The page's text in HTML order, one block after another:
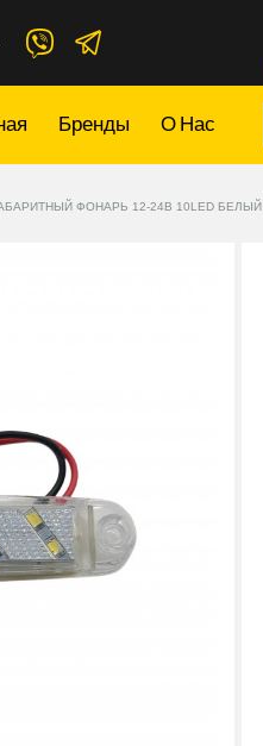
Бренды О Нас
ФОНАРЬ 12-24В 10LED БЕЛЫЙ